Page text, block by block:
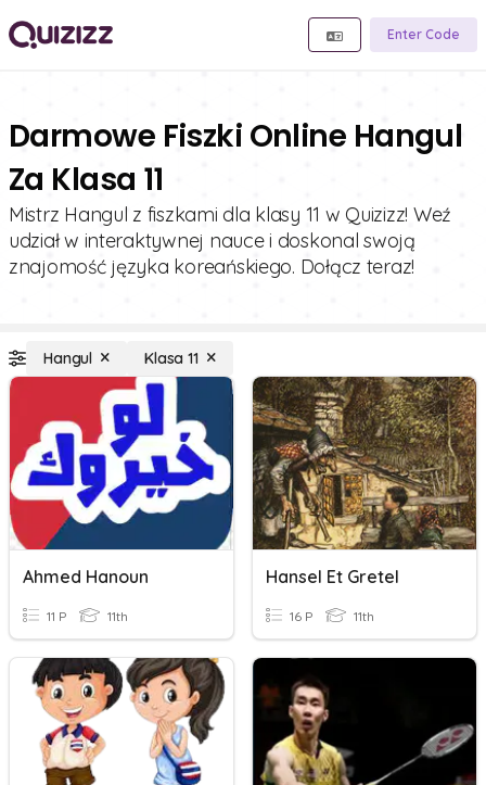
Enter Code
Darmowe Fiszki Online Hangul
Za Klasa 11
Mistrz Hangul z fiszkami dla klasy 11 w Quizizz! Weź
udział w interaktywnej nauce i doskonal swoją
znajomość języka koreańskiego. Dołącz teraz!
Hangul Klasa 11
Ahmed Hanoun
11 P 11th
Hansel Et Gretel
16 P 11th